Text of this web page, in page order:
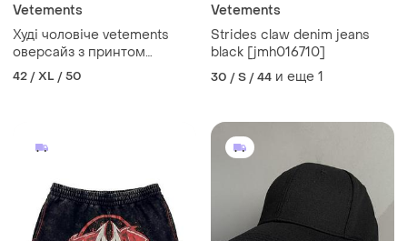
Vetements
Худі чоловічe vetements
оверсайз з принтом
чорний made in portugal
42 / XL / 50
Vetements
Strides claw denim jeans
black [jmh016710]
30 / S / 44 и еще 1